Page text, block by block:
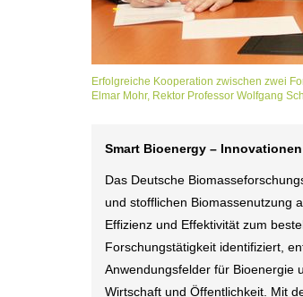
Erfolgreiche Kooperation zwischen zwei
Elmar Mohr, Rektor Professor Wolfgang
Smart Bioenergy –
Das Deutsche
und stofflichen Biomassenutzung
Effizienz und Effektivität zum
Forschungstätigkeit identifiziert,
Anwendungsfelder für Bioenergie
Wirtschaft und Öffentlichkeit. Mit